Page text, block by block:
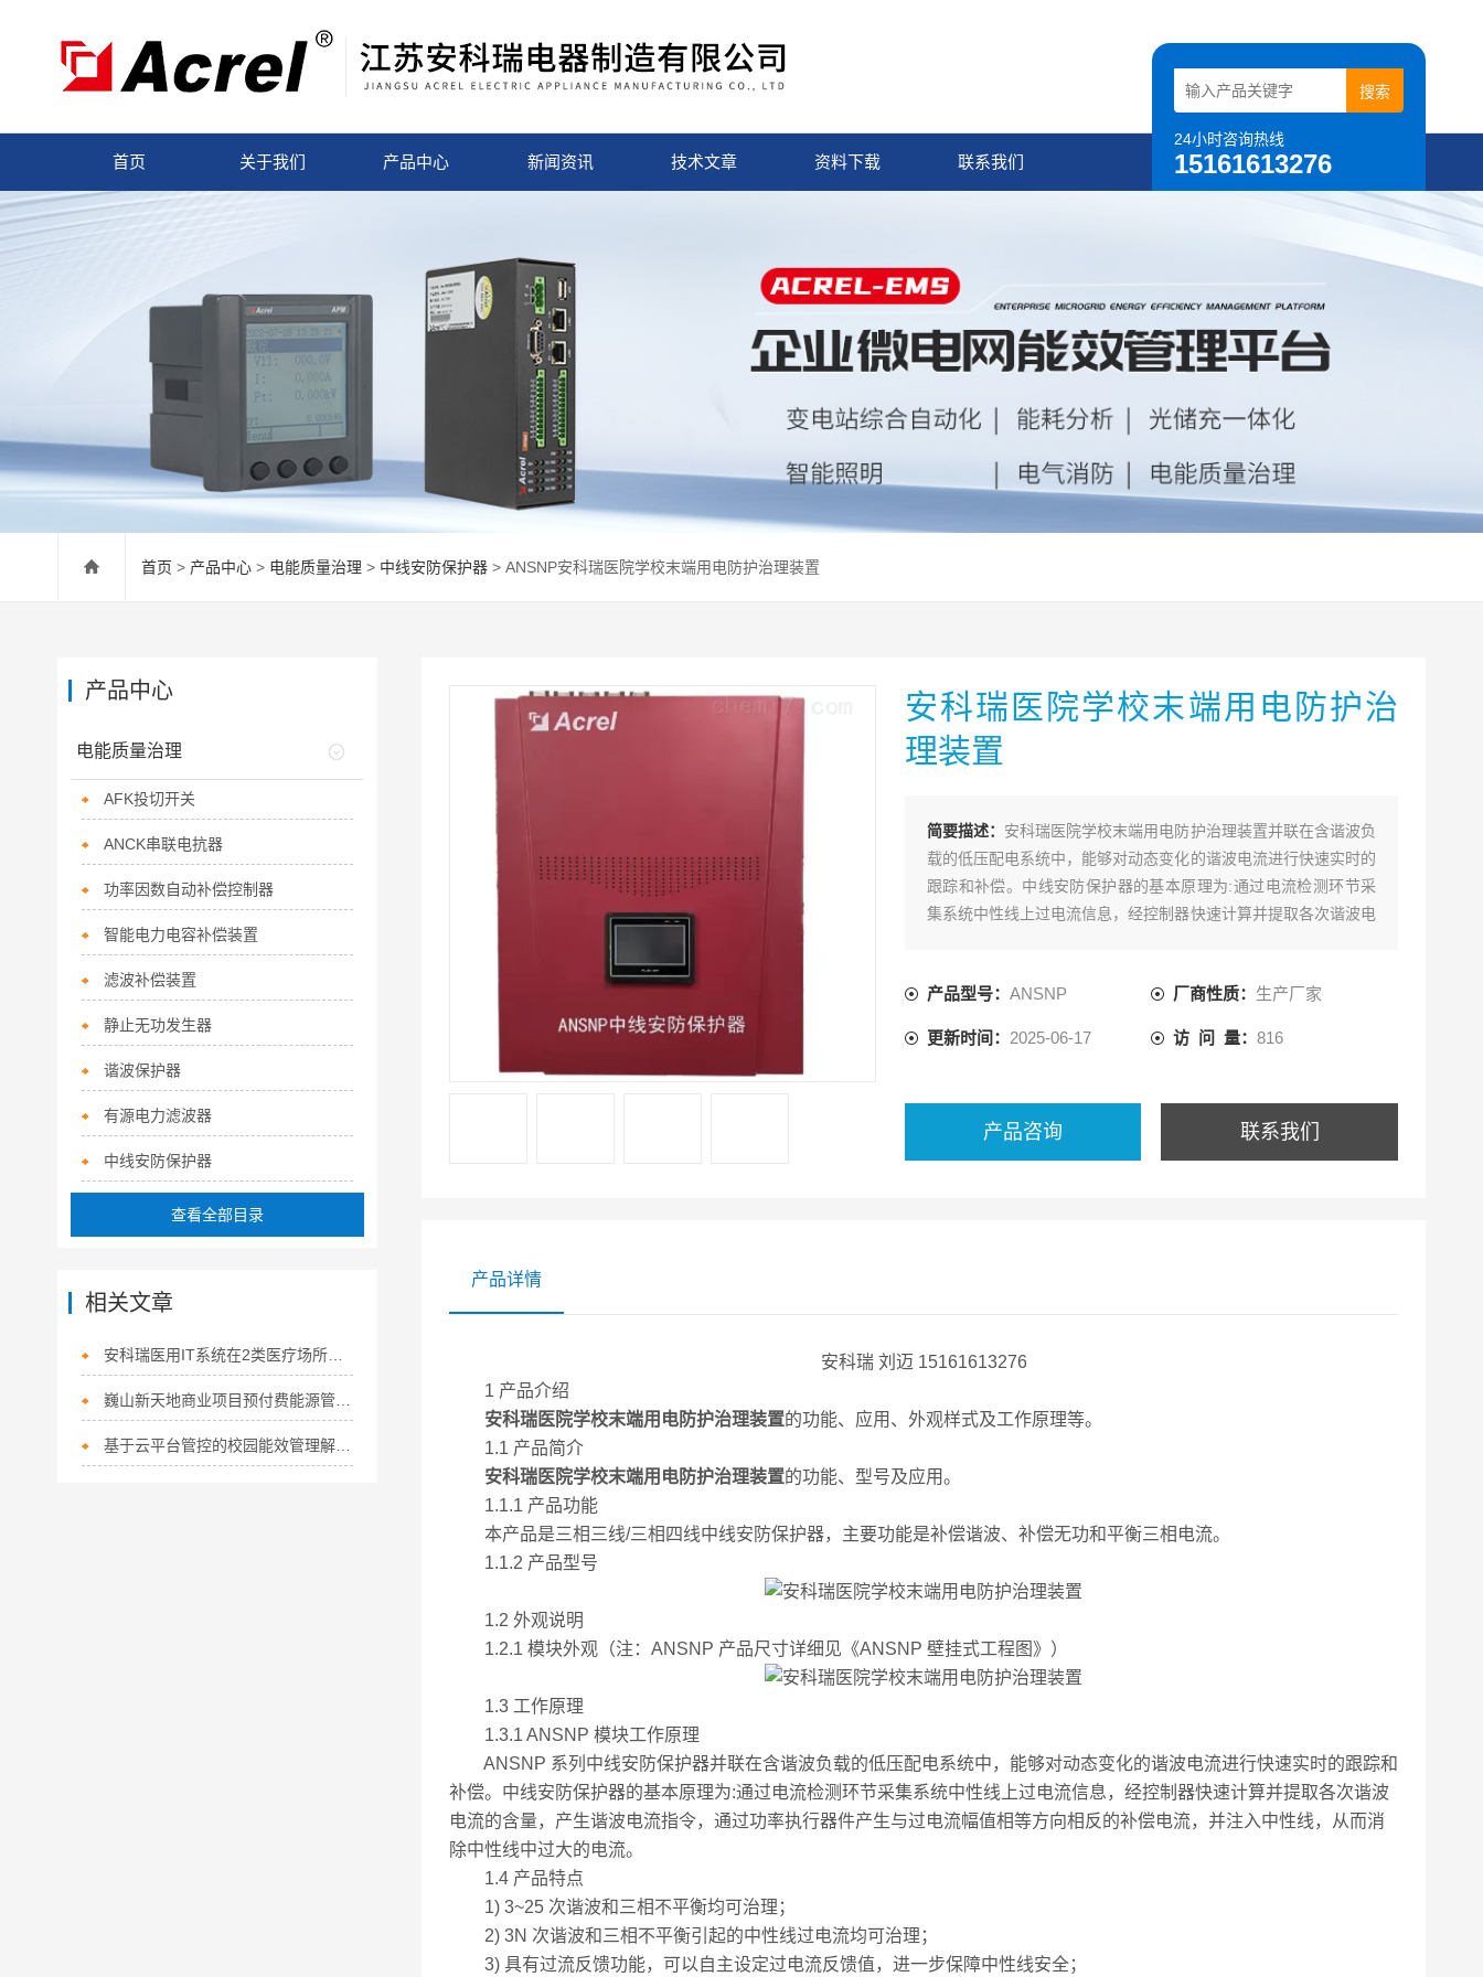
24小时咨询热线
15161613276
首页 关于我们 产品中心 新闻资讯 技术文章 资料下载 联系我们
首页 > 产品中心 > 电能质量治理 > 中线安防保护器 > ANSNP安科瑞医院学校末端用电防护治理装置
安科瑞医院学校末端用电防护治
理装置
简要描述： 安科瑞医院学校末端用电防护治理装置并联在含谐波负
载的低压配电系统中，能够对动态变化的谐波电流进行快速实时的
跟踪和补偿。中线安防保护器的基本原理为:通过电流检测环节采
集系统中性线上过电流信息，经控制器快速计算并提取各次谐波电
大的电流。
产品型号： ANSNP 厂商性质： 生产厂家
更新时间： 2025-06-17 访 问 量：816
产品咨询 联系我们
产品详情
安科瑞 刘迈 15161613276
1 产品介绍
安科瑞医院学校末端用电防护治理装置的功能、应用、外观样式及工作原理等。
1.1 产品简介
安科瑞医院学校末端用电防护治理装置的功能、型号及应用。
1.1.1 产品功能
本产品是三相三线/三相四线中线安防保护器，主要功能是补偿谐波、补偿无功和平衡三相电流。
1.1.2 产品型号
1.2 外观说明
1.2.1 模块外观（注：ANSNP 产品尺寸详细见《ANSNP 壁挂式工程图》）
1.3 工作原理
1.3.1 ANSNP 模块工作原理
ANSNP 系列中线安防保护器并联在含谐波负载的低压配电系统中，能够对动态变化的谐波电流进行快速实时的跟踪和
补偿。中线安防保护器的基本原理为:通过电流检测环节采集系统中性线上过电流信息，经控制器快速计算并提取各次谐波
电流的含量，产生谐波电流指令，通过功率执行器件产生与过电流幅值相等方向相反的补偿电流，并注入中性线，从而消
除中性线中过大的电流。
1.4 产品特点
1) 3~25 次谐波和三相不平衡均可治理；
2) 3N 次谐波和三相不平衡引起的中性线过电流均可治理；
3) 具有过流反馈功能，可以自主设定过电流反馈值，进一步保障中性线安全；
产品中心
电能质量治理
AFK投切开关
ANCK串联电抗器
功率因数自动补偿控制器
智能电力电容补偿装置
滤波补偿装置
静止无功发生器
谐波保护器
有源电力滤波器
中线安防保护器
查看全部目录
相关文章
安科瑞医用IT系统在2类医疗场所的应用
基于云平台管控的校园能效管理解决方案探讨